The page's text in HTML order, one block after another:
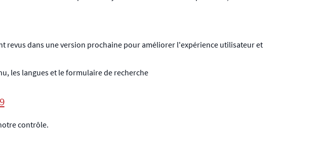
revus dans une version prochaine pour améliorer l'expérience utilisateur et
les langues et le formulaire de recherche
contrôle.